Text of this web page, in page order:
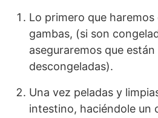
Lo primero que
gambas, (si son
aseguraremos que están
descongeladas).
Una vez peladas y
intestino, haciéndole un